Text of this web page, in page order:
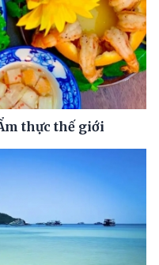
thực thế giới